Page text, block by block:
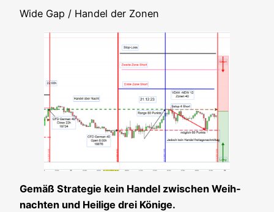
Wide Gap / Han­del der Zonen
Gemäß Stra­te­gie kein Han­del zwi­schen Weih­
nach­ten und Hei­li­ge drei Könige.